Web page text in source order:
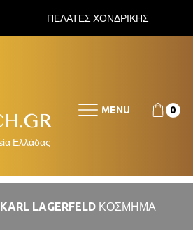
ΠΕΛΑΤΕΣ ΧΟΝΔΡΙΚΗΣ
MENU 0
KARL LAGERFELD ΚΟΣΜΗΜΑ